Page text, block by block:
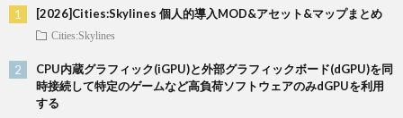
[2026]Cities:Skylines 個人的導入MOD&アセット&マップまとめ
Cities:Skylines
CPU内蔵グラフィック(iGPU)と外部グラフィックボード(dGPU)を同
時接続して特定のゲームなど高負荷ソフトウェアのみdGPUを利用
する